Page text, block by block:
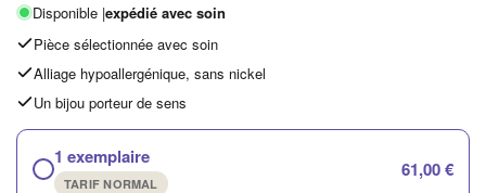
Disponible |expédié avec soin
Pièce sélectionnée avec soin
Alliage hypoallergénique, sans nickel
Un bijou porteur de sens
1 exemplaire
TARIF NORMAL
61,00 €